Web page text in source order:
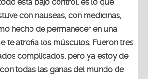
está bajo control, es lo que
con nauseas, con medicinas,
hecho de permanecer en una
te atrofia los músculos. Fueron tres
complicados, pero ya estoy de
todas las ganas del mundo de